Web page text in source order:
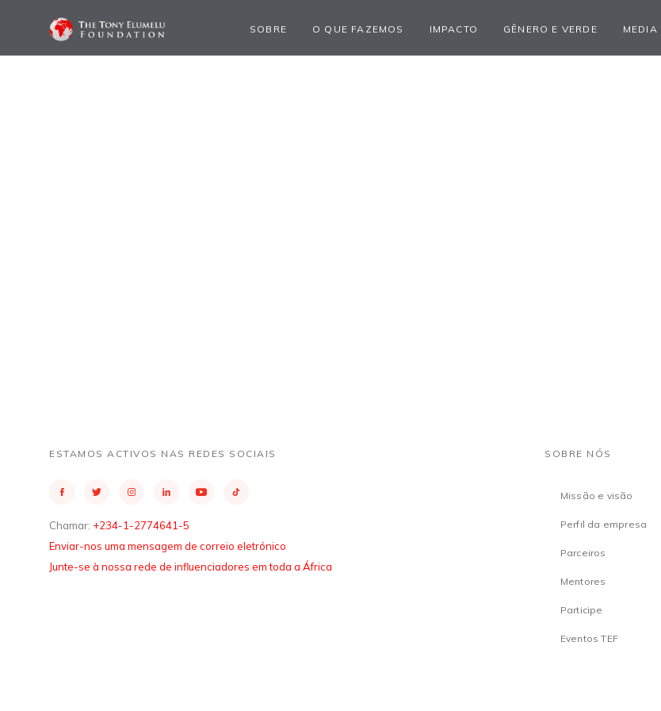
SOBRE O QUE FAZEMOS IMPACTO GÊNERO E VERDE MEDIA
ESTAMOS ACTIVOS NAS REDES SOCIAIS
Chamar: +234-1-2774641-5
Enviar-nos uma mensagem de correio eletrónico
Junte-se à nossa rede de influenciadores em toda a África
SOBRE NÓS
Missão e visão
Perfil da empresa
Parceiros
Mentores
Participe
Eventos TEF